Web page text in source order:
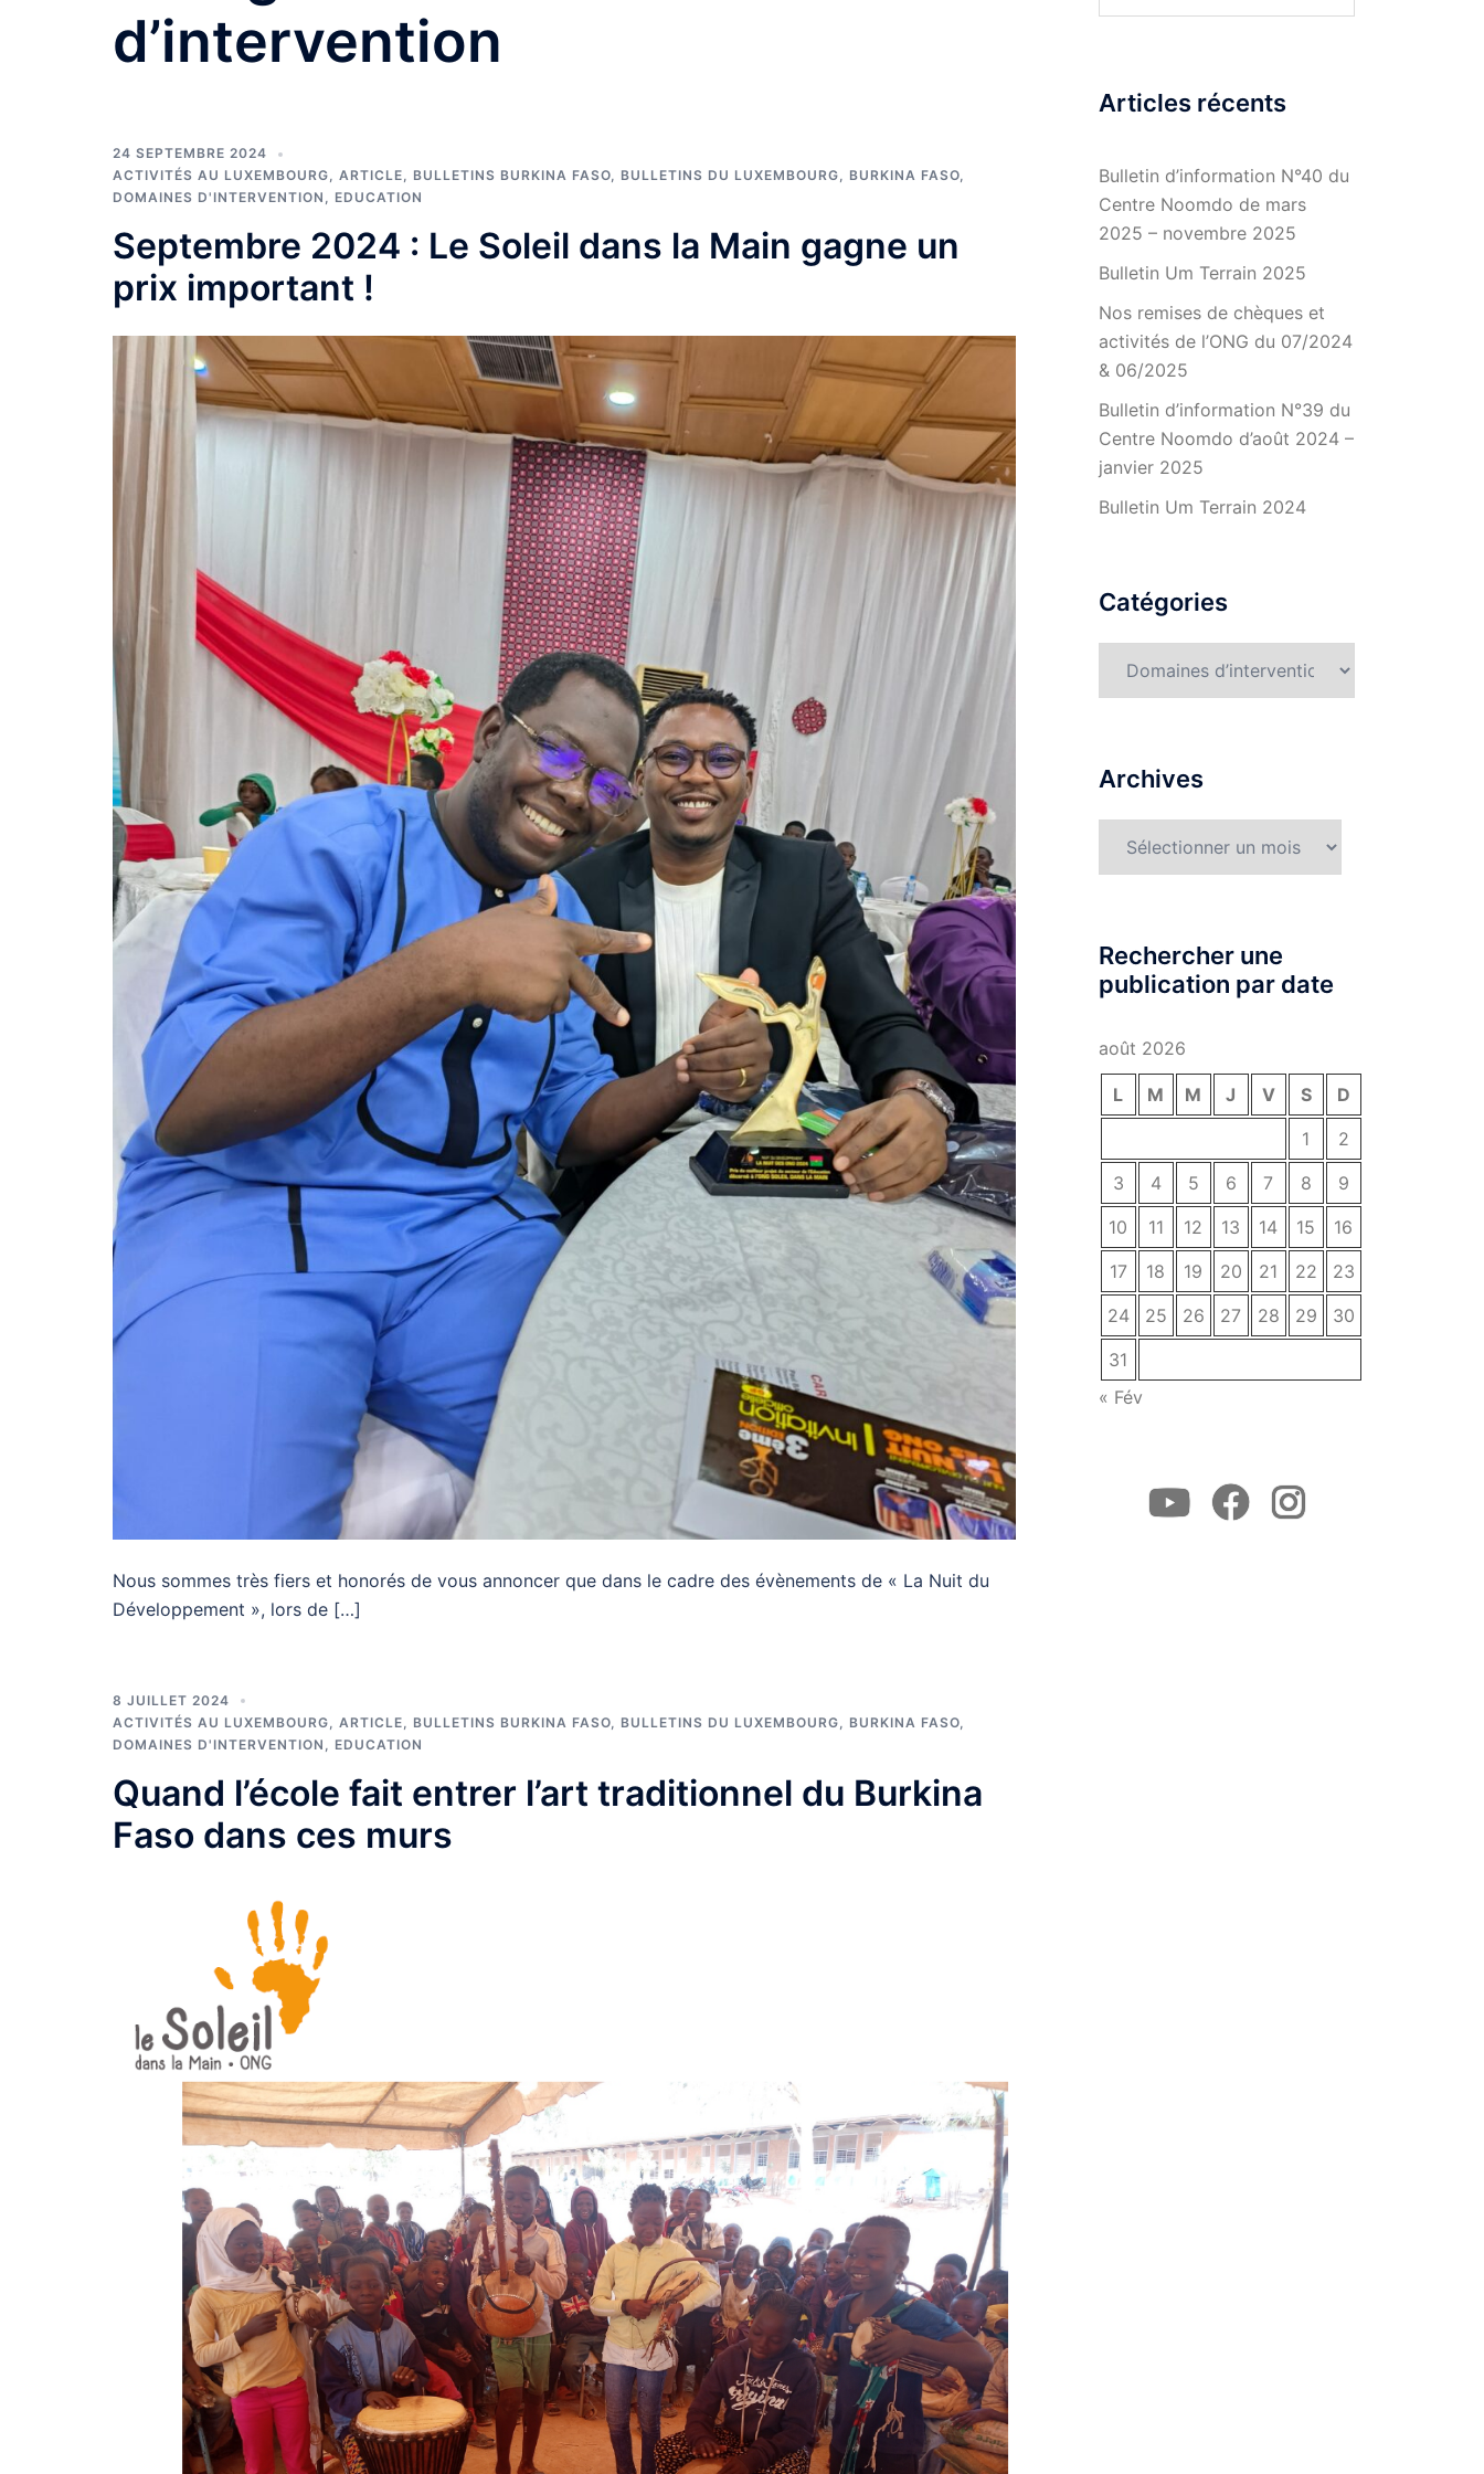
d’intervention
24 SEPTEMBRE 2024
ACTIVITÉS AU LUXEMBOURG, ARTICLE, BULLETINS BURKINA FASO, BULLETINS DU LUXEMBOURG, BURKINA FASO,
DOMAINES D'INTERVENTION , EDUCATION
Septembre 2024 : Le Soleil dans la Main gagne un
prix important !
Nous sommes très fiers et honorés de vous annoncer que dans le cadre des évènements de « La Nuit du
Développement », lors de […]
8 JUILLET 2024
ACTIVITÉS AU LUXEMBOURG
ARTICLE BULLETINS BURKINA FASO BULLETINS DU LUXEMBOURG BURKINA FASO
DOMAINES D'INTERVENTION
EDUCATION
Quand l’école fait entrer l’art traditionnel du Burkina
Faso dans ces murs
Articles récents
Bulletin d’information N°40 du
Centre Noomdo de mars
2025 – novembre 2025
Bulletin Um Terrain 2025
Nos remises de chèques et
activités de l’ONG du 07/2024
& 06/2025
Bulletin d’information N°39 du
Centre Noomdo d’août 2024 –
janvier 2025
Bulletin Um Terrain 2024
Catégories
Archives
Rechercher une
publication par date
août 2026
L M M J V S
D
1
2
3
4 5 6 7 8
9
10
11 12 13 14 15
16
17
18 19 20 21 22
23
24
25 26 27 28 29
30
31
« Fév
YoutubeFacebookInstagram